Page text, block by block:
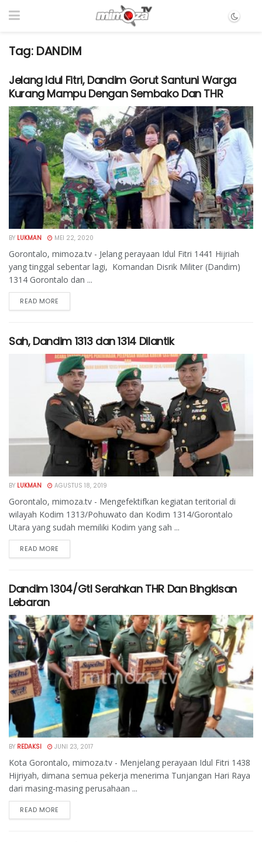
Tag: DANDIM
Jelang Idul Fitri, Dandim Gorut Santuni Warga
Kurang Mampu Dengan Sembako Dan THR
BY LUKMAN MEI 22, 2020
Gorontalo, mimoza.tv - Jelang perayaan Idul Fitri 1441 Hijriah
yang tinggal sebentar lagi, Komandan Disrik Militer (Dandim)
1314 Gorontalo dan ...
READ MORE
Sah, Dandim 1313 dan 1314 Dilantik
BY LUKMAN AGUSTUS 18, 2019
Gorontalo, mimoza.tv - Mengefektifkan kegiatan teritorial di
wilayah Kodim 1313/Pohuwato dan Kodim 1314/Gorontalo
Utara yang sudah memiliki Kodim yang sah ...
READ MORE
Dandim 1304/Gtl Serahkan THR Dan Bingkisan
Lebaran
BY REDAKSI JUNI 23, 2017
Kota Gorontalo, mimoza.tv - Menjelang perayaan Idul Fitri 1438
Hijriyah, dimana semua pekerja menerima Tunjangan Hari Raya
dari masing-masing perusahaan ...
READ MORE